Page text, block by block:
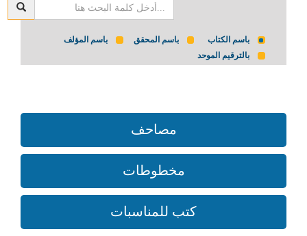
باسم الكتاب باسم المحقق
باسم المؤلف
بالترقيم الموحد
مصاحف
مخطوطات
كتب للمناسبات